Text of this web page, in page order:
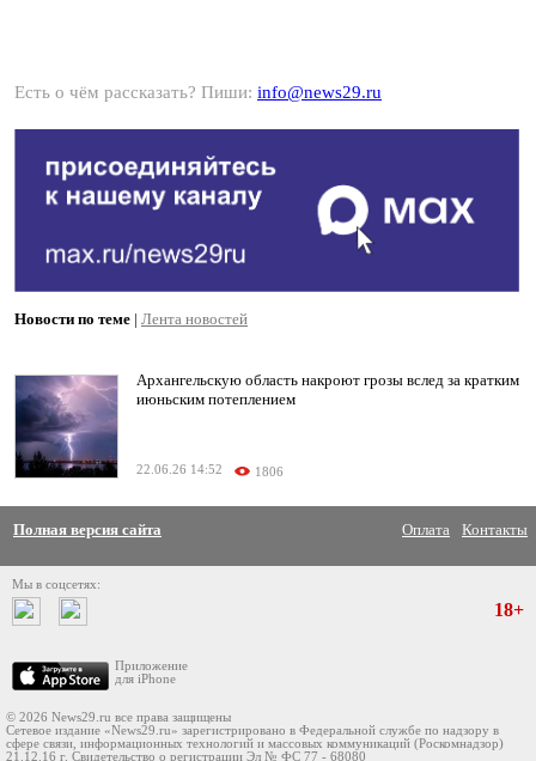
Есть о чём рассказать? Пиши: info@news29.ru
Новости по теме | Лента новостей
Архангельскую область накроют грозы вслед за кратким
июньским потеплением
22.06.26 14:52 1806
Полная версия сайта Оплата Контакты
Мы в соцсетях:
Приложение
для iPhone
18+
© 2026 News29.ru все права защищены
Сетевое издание «News29.ru» зарегистрировано в Федеральной службе по надзору в
сфере связи, информационных технологий и массовых коммуникаций (Роскомнадзор)
21.12.16 г. Свидетельство о регистрации Эл № ФС 77 - 68080